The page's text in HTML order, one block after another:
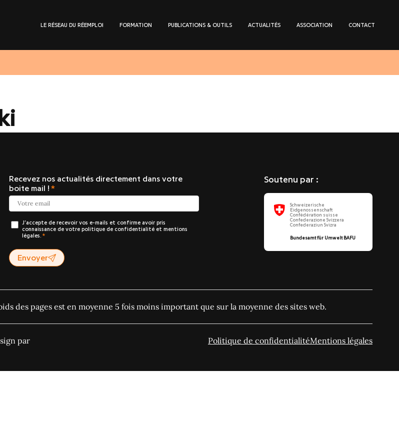
LE RÉSEAU DU RÉEMPLOI FORMATION PUBLICATIONS & OUTILS ACTUALITÉS ASSOCIATION CONTACT
Recevez nos actualités directement dans votre
boite mail !
J’accepte de recevoir vos e-mails et confirme avoir pris
connaissance de votre politique de confidentialité et mentions
légales.
Envoyer
Soutenu par :
Schweizerische
Eidgenossenschaft
Confédération suisse
Confederazione Svizzera
Confederaziun Svizra
Bundesamt für Umwelt BAFU
des pages est en moyenne 5 fois moins important que sur la moyenne des sites web.
par
Politique de confidentialitéMentions légales